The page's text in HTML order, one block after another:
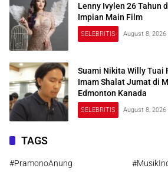
Lenny Ivylen 26 Tahun
Impian Main Film
SELEBRITIS August 8, 2026
Suami Nikita Willy Tuai
Imam Shalat Jumat di
Edmonton Kanada
SELEBRITIS August 8, 2026
TAGS
#PramonoAnung